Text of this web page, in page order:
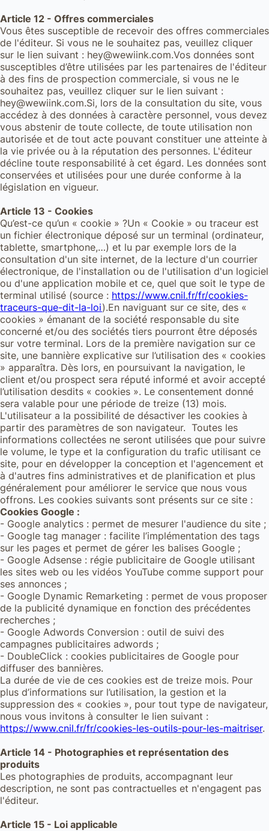
Article 12 - Offres commerciales
Vous êtes susceptible de recevoir des offres commerciales
de l'éditeur. Si vous ne le souhaitez pas, veuillez cliquer
sur le lien suivant : hey@wewiink.com.Vos données sont
susceptibles d’être utilisées par les partenaires de l'éditeur
à des fins de prospection commerciale, si vous ne le
souhaitez pas, veuillez cliquer sur le lien suivant :
hey@wewiink.com.Si, lors de la consultation du site, vous
accédez à des données à caractère personnel, vous devez
vous abstenir de toute collecte, de toute utilisation non
autorisée et de tout acte pouvant constituer une atteinte à
la vie privée ou à la réputation des personnes. L'éditeur
décline toute responsabilité à cet égard. Les données sont
conservées et utilisées pour une durée conforme à la
législation en vigueur.
Article 13 - Cookies
Qu’est-ce qu’un « cookie » ?Un « Cookie » ou traceur est
un fichier électronique déposé sur un terminal (ordinateur,
tablette, smartphone,…) et lu par exemple lors de la
consultation d'un site internet, de la lecture d'un courrier
électronique, de l'installation ou de l'utilisation d'un logiciel
ou d'une application mobile et ce, quel que soit le type de
terminal utilisé (source : https://www.cnil.fr/fr/cookies-
traceurs-que-dit-la-loi).En naviguant sur ce site, des «
cookies » émanant de la société responsable du site
concerné et/ou des sociétés tiers pourront être déposés
sur votre terminal. Lors de la première navigation sur ce
site, une bannière explicative sur l’utilisation des « cookies
» apparaîtra. Dès lors, en poursuivant la navigation, le
client et/ou prospect sera réputé informé et avoir accepté
l’utilisation desdits « cookies ». Le consentement donné
sera valable pour une période de treize (13) mois.
L'utilisateur a la possibilité de désactiver les cookies à
partir des paramètres de son navigateur. Toutes les
informations collectées ne seront utilisées que pour suivre
le volume, le type et la configuration du trafic utilisant ce
site, pour en développer la conception et l'agencement et
à d'autres fins administratives et de planification et plus
généralement pour améliorer le service que nous vous
offrons. Les cookies suivants sont présents sur ce site :
Cookies Google :
- Google analytics : permet de mesurer l'audience du site ;
- Google tag manager : facilite l’implémentation des tags
sur les pages et permet de gérer les balises Google ;
- Google Adsense : régie publicitaire de Google utilisant
les sites web ou les vidéos YouTube comme support pour
ses annonces ;
- Google Dynamic Remarketing : permet de vous proposer
de la publicité dynamique en fonction des précédentes
recherches ;
- Google Adwords Conversion : outil de suivi des
campagnes publicitaires adwords ;
- DoubleClick : cookies publicitaires de Google pour
diffuser des bannières.
La durée de vie de ces cookies est de treize mois. Pour
plus d’informations sur l’utilisation, la gestion et la
suppression des « cookies », pour tout type de navigateur,
nous vous invitons à consulter le lien suivant :
https://www.cnil.fr/fr/cookies-les-outils-pour-les-maitriser.
Article 14 - Photographies et représentation des
produits
Les photographies de produits, accompagnant leur
description, ne sont pas contractuelles et n'engagent pas
l'éditeur.
Article 15 - Loi applicable